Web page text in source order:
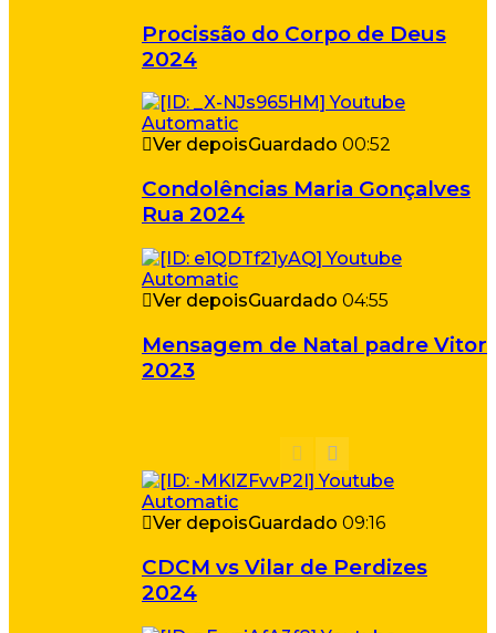
Procissão do Corpo de Deus
2024
Ver depoisGuardado 00:52
Condolências Maria Gonçalves
Rua 2024
Ver depoisGuardado 04:55
Mensagem de Natal padre Vitor
2023
Ver depoisGuardado 09:16
CDCM vs Vilar de Perdizes
2024